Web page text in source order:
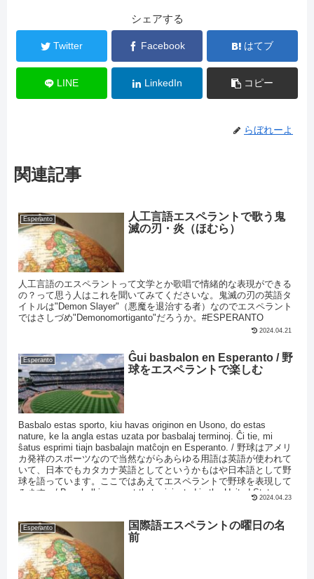
シェアする
Twitter Facebook はてブ
LINE LinkedIn コピー
らぼれーよ
関連記事
Esperanto
人工言語エスペラントで歌う鬼
滅の刃・炎（ほむら）
人工言語のエスペラントって文学とか歌唱で情緒的な表現ができる
の？って思う人はこれを聞いてみてくださいな。鬼滅の刃の英語タ
イトルは"Demon Slayer"（悪魔を退治する者）なのでエスペラント
ではさしづめ"Demonomortiganto"だろうか。#ESPERANTO
2024.04.21
Esperanto
Ĝui basbalon en Esperanto / 野
球をエスペラントで楽しむ
Basbalo estas sporto, kiu havas originon en Usono, do estas
nature, ke la angla estas uzata por basbalaj terminoj. Ĉi tie, mi
ŝatus esprimi tiajn basbalajn matĉojn en Esperanto. / 野球はアメリ
カ発祥のスポーツなので当然ながらあらゆる用語は英語が使われて
いて、日本でもカタカナ英語としてというかもはや日本語として野
球を語っています。ここではあえてエスペラントで野球を表現して
みます。/ Baseball is a sport that originated in the United States, so
it is natural that English is used for baseball terms. Here, I would
2024.04.23
Esperanto
国際語エスペラントの曜日の名
前